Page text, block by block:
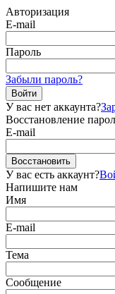
Авторизация
E-mail
Пароль
Забыли пароль?
Войти
У вас нет аккаунта?
Восстановление
E-mail
Восстановить
У вас есть аккаунт?
Напишите нам
Имя
E-mail
Тема
Сообщение